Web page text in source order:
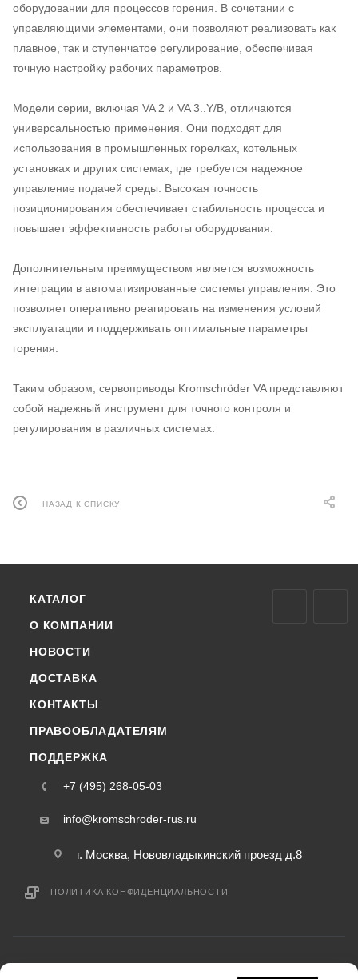
оборудовании для процессов горения. В сочетании с
управляющими элементами, они позволяют реализовать как
плавное, так и ступенчатое регулирование, обеспечивая
точную настройку рабочих параметров.
Модели серии, включая VA 2 и VA 3..Y/B, отличаются
универсальностью применения. Они подходят для
использования в промышленных горелках, котельных
установках и других системах, где требуется надежное
управление подачей среды. Высокая точность
позиционирования обеспечивает стабильность процесса и
повышает эффективность работы оборудования.
Дополнительным преимуществом является возможность
интеграции в автоматизированные системы управления. Это
позволяет оперативно реагировать на изменения условий
эксплуатации и поддерживать оптимальные параметры
горения.
Таким образом, сервоприводы Kromschröder VA представляют
собой надежный инструмент для точного контроля и
регулирования в различных системах.
НАЗАД К СПИСКУ
КАТАЛОГ
О КОМПАНИИ
НОВОСТИ
ДОСТАВКА
КОНТАКТЫ
ПРАВООБЛАДАТЕЛЯМ
ПОДДЕРЖКА
+7 (495) 268-05-03
info@kromschroder-rus.ru
г. Москва, Нововладыкинский проезд д.8
ПОЛИТИКА КОНФИДЕНЦИАЛЬНОСТИ